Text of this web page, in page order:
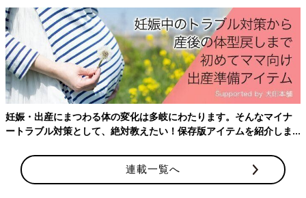
楽天市場で見る
マーブルっぽいデザインがオシャレでかわいい！kiu
のレインポンチョ
妊娠・出産にまつわる体の変化は多岐にわたります。そんなマイナ
ートラブル対策として、絶対教えたい！保存版アイテムを紹介しま
連載一覧へ